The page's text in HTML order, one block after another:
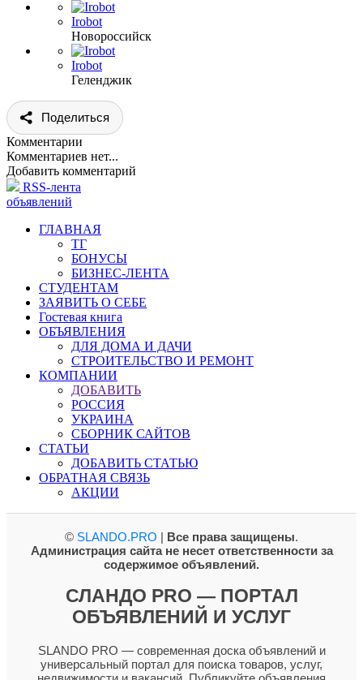
Irobot
Новороссийск
Irobot
Геленджик
Поделиться
Комментарии
Комментариев нет...
Добавить комментарий
RSS-лента
объявлений
ГЛАВНАЯ
ТГ
БОНУСЫ
БИЗНЕС-ЛЕНТА
СТУДЕНТАМ
ЗАЯВИТЬ О СЕБЕ
Гостевая книга
ОБЪЯВЛЕНИЯ
ДЛЯ ДОМА И ДАЧИ
СТРОИТЕЛЬСТВО И РЕМОНТ
КОМПАНИИ
ДОБАВИТЬ
РОССИЯ
УКРАИНА
СБОРНИК САЙТОВ
СТАТЬИ
ДОБАВИТЬ СТАТЬЮ
ОБРАТНАЯ СВЯЗЬ
АКЦИИ
© SLANDO.PRO | Все права защищены.
Администрация сайта не несет ответственности за
содержимое объявлений.
СЛАНДО PRO — ПОРТАЛ
ОБЪЯВЛЕНИЙ И УСЛУГ
SLANDO PRO — современная доска объявлений и
универсальный портал для поиска товаров, услуг,